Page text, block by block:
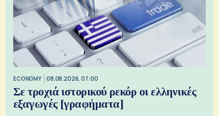
ECONOMY 08.08.2026, 07:00
Σε τροχιά ιστορικού ρεκόρ οι ελληνικές
εξαγωγές [γραφήματα]